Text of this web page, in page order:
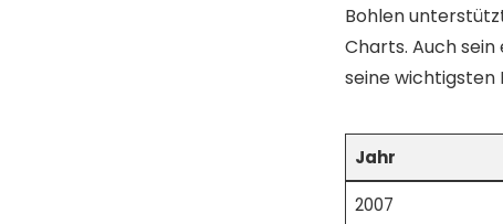
Bohlen
Charts. Auch sein
seine
Jahr
2007